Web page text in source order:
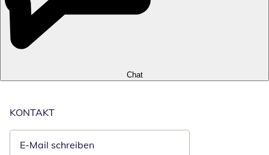
Chat
KONTAKT
E-Mail schreiben
Öffnet E-Mail-Client